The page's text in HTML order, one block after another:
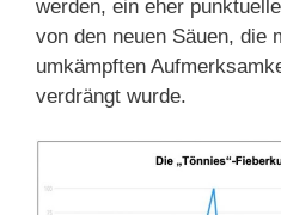
werden, ein eher
von den neuen Säuen, die
umkämpften
verdrängt wurde.